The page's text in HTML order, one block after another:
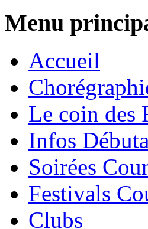
Menu
Accueil
Le coin des
Infos
Soirées
Festivals
Clubs